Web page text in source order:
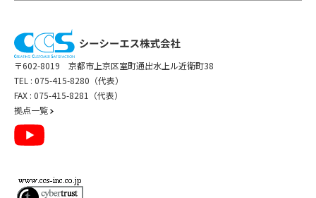
〒602-8019 京都市上京区室町通出水上ル近衛町38
TEL : 075-415-8280（代表）
FAX : 075-415-8281（代表）
拠点一覧